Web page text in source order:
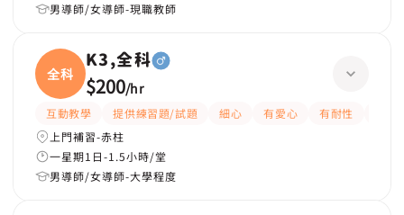
男導師/女導師-現職教師
全科
K3,全科
$200/hr
互動教學 提供練習題/試題 細心 有愛心 有耐性
上門補習-赤柱
一星期1日-1.5小時/堂
男導師/女導師-大學程度